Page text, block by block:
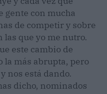
gente con mucha
de competir y sobre
las que yo me nutro.
este cambio de
la más abrupta, pero
nos está dando.
dicho, nominados